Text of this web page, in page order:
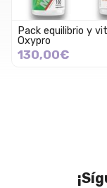
Pack equilibrio y
Oxypro
130,00€